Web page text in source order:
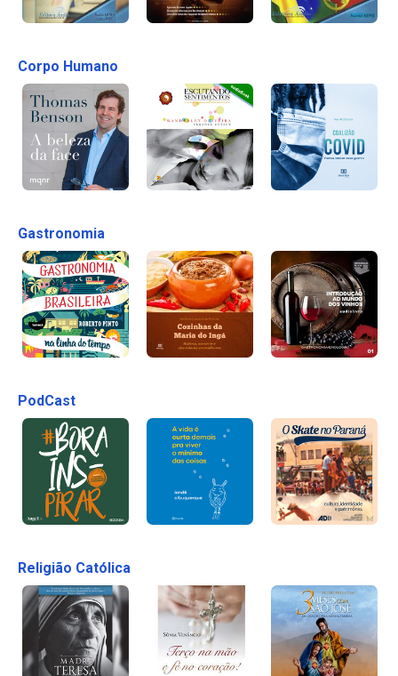
Corpo Humano
Gastronomia
PodCast
Religião Católica